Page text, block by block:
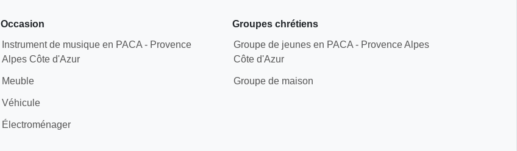
Occasion
Instrument de musique en PACA - Provence
Alpes Côte d'Azur
Meuble
Véhicule
Électroménager
Groupes chrétiens
Groupe de jeunes en PACA - Provence Alpes
Côte d'Azur
Groupe de maison